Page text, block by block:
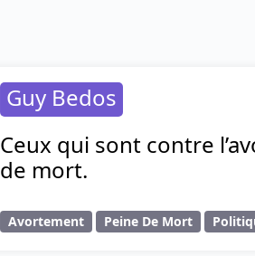
Guy Bedos
Ceux qui sont contre
de mort.
Avortement Peine De Mort